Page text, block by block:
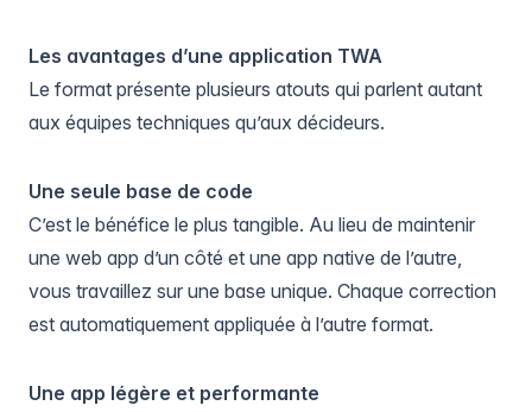
Les avantages d’une application TWA
Le format présente plusieurs atouts qui parlent autant
aux équipes techniques qu’aux décideurs.
Une seule base de code
C’est le bénéfice le plus tangible. Au lieu de maintenir
une web app d’un côté et une app native de l’autre,
vous travaillez sur une base unique. Chaque correction
est automatiquement appliquée à l’autre format.
Une app légère et performante